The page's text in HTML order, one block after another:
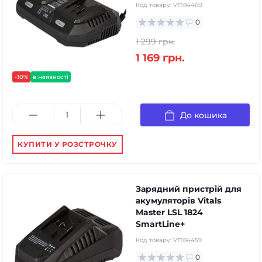
-10% в наявності
Код товару: VT184460
0
1 299 грн.
1 169 грн.
До кошика
КУПИТИ У РОЗСТРОЧКУ
Зарядний пристрій для
акумуляторів Vitals
Master LSL 1824
SmartLine+
Код товару: VT184459
0